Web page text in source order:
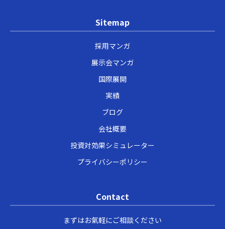
Sitemap
採用マンガ
展示会マンガ
国際展開
実績
ブログ
会社概要
投資対効果シミュレーター
プライバシーポリシー
Contact
まずはお氣軽にご相談ください